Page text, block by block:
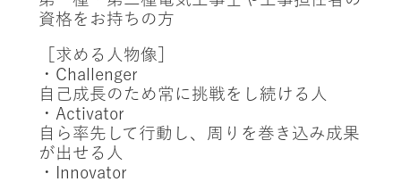
資格をお持ちの方
［求める人物像］
・Challenger
自己成長のため常に挑戦をし続ける人
・Activator
自ら率先して行動し、周りを巻き込み成果
が出せる人
・Innovator